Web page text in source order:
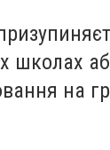
школах
на